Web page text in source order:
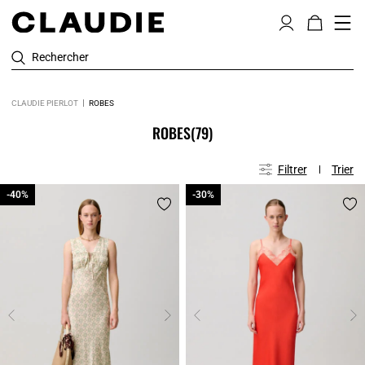
Rechercher
CLAUDIE PIERLOT ROBES
ROBES(79)
Filtrer Trier
-40%
-40% -30%
-30%